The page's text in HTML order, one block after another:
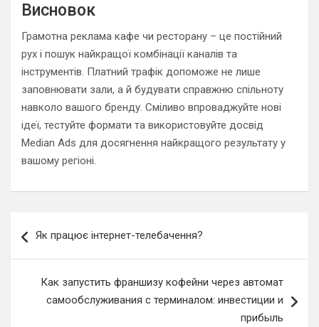
Висновок
Грамотна реклама кафе чи ресторану – це постійний
рух і пошук найкращої комбінації каналів та
інструментів. Платний трафік допоможе не лише
заповнювати зали, а й будувати справжню спільноту
навколо вашого бренду. Сміливо впроваджуйте нові
ідеї, тестуйте формати та використовуйте досвід
Median Ads для досягнення найкращого результату у
вашому регіоні.
по
Як працює інтернет-телебачення?
Как запустить франшизу кофейни через автомат
самообслуживания с терминалом: инвестиции и
прибыль